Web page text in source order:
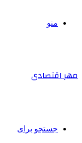
منو
مهر اقتصادی
جستجو برای